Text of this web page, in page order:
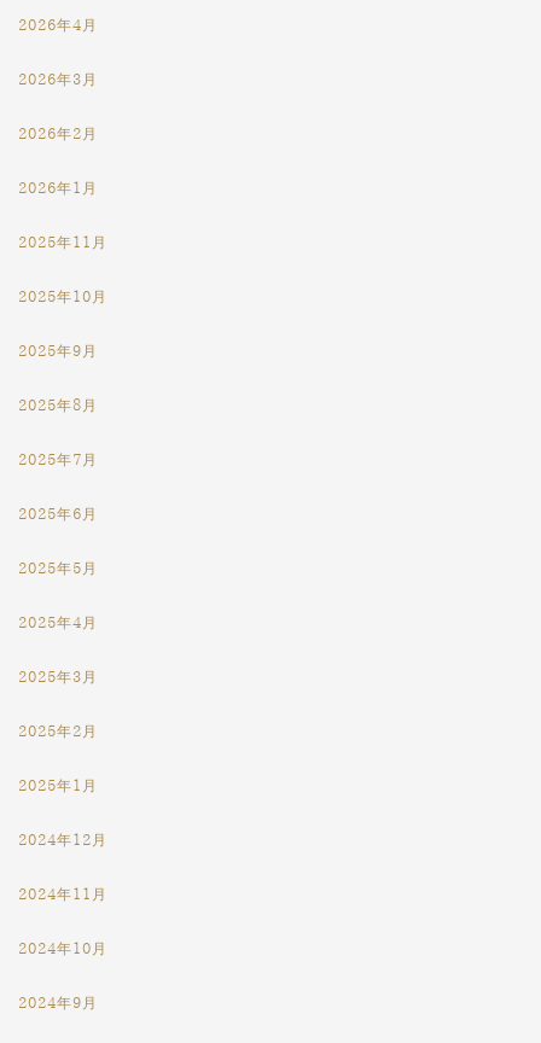
2026年4月
2026年3月
2026年2月
2026年1月
2025年11月
2025年10月
2025年9月
2025年8月
2025年7月
2025年6月
2025年5月
2025年4月
2025年3月
2025年2月
2025年1月
2024年12月
2024年11月
2024年10月
2024年9月